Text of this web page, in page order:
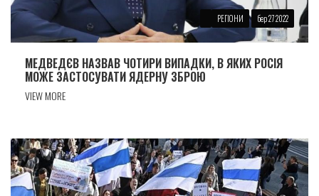
РЕГІОНИ бер 27 2022
МЕДВЕДЄВ НАЗВАВ ЧОТИРИ ВИПАДКИ, В ЯКИХ РОСІЯ
МОЖЕ ЗАСТОСУВАТИ ЯДЕРНУ ЗБРОЮ
VIEW MORE